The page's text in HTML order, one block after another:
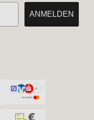
ANMELDEN